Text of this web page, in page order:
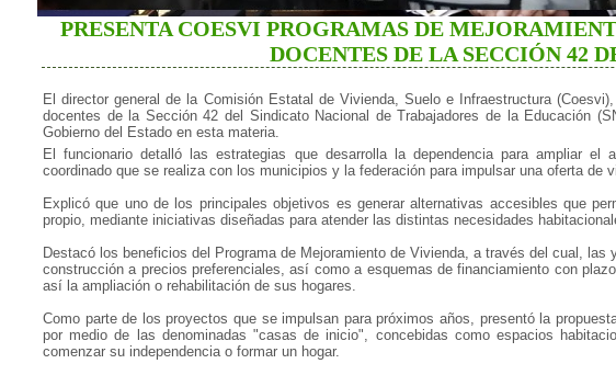
PRESENTA COESVI PROGRAMAS DE
DOCENTES DE LA SECCIÓN 42
El director general de la Comisión Estatal de Vivienda, Suelo e Infraestructura
docentes de la Sección 42 del Sindicato Nacional de Trabajadores de la Educación
Gobierno del Estado en esta materia.
El funcionario detalló las estrategias que desarrolla la dependencia para ampliar
coordinado que se realiza con los municipios y la federación para impulsar una oferta de
Explicó que uno de los principales objetivos es generar alternativas accesibles que
propio, mediante iniciativas diseñadas para atender las distintas necesidades
Destacó los beneficios del Programa de Mejoramiento de Vivienda, a través del cual,
construcción a precios preferenciales, así como a esquemas de financiamiento con
así la ampliación o rehabilitación de sus hogares.
Como parte de los proyectos que se impulsan para próximos años, presentó la
por medio de las denominadas "casas de inicio", concebidas como espacios
comenzar su independencia o formar un hogar.